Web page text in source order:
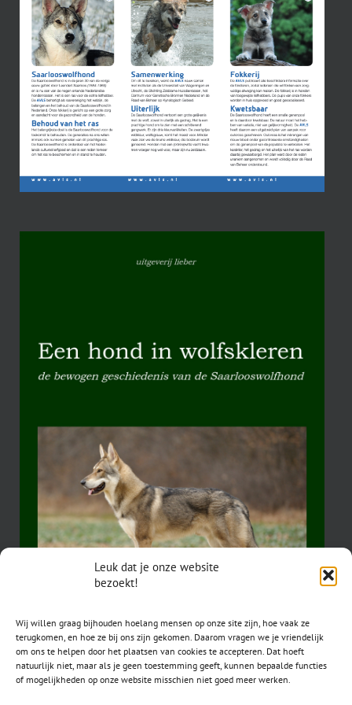
Leuk dat je onze website
bezoekt!
Wij willen graag bijhouden hoelang mensen op onze site zijn, hoe vaak ze
terugkomen, en hoe ze bij ons zijn gekomen. Daarom vragen we je vriendelijk
om ons te helpen door het plaatsen van cookies te accepteren. Dat hoeft
natuurlijk niet, maar als je geen toestemming geeft, kunnen bepaalde functies
of mogelijkheden op onze website misschien niet goed meer werken.